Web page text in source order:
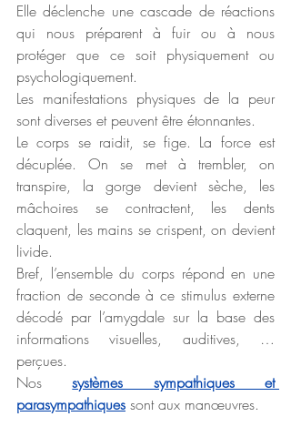
Elle déclenche une cascade de réactions
qui nous préparent à fuir ou à nous
protéger que ce soit physiquement ou
psychologiquement.
Les manifestations physiques de la peur
sont diverses et peuvent être étonnantes.
Le corps se raidit, se fige. La force est
décuplée. On se met à trembler, on
transpire, la gorge devient sèche, les
mâchoires se contractent, les dents
claquent, les mains se crispent, on devient
livide.
Bref, l’ensemble du corps répond en une
fraction de seconde à ce stimulus externe
décodé par l’amygdale sur la base des
informations visuelles, auditives, …
perçues.
Nos systèmes sympathiques et
parasympathiques sont aux manœuvres.